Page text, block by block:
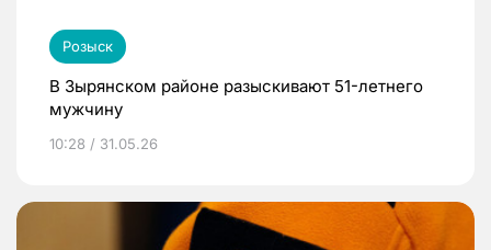
Розыск
В Зырянском районе разыскивают 51-летнего
мужчину
10:28 / 31.05.26